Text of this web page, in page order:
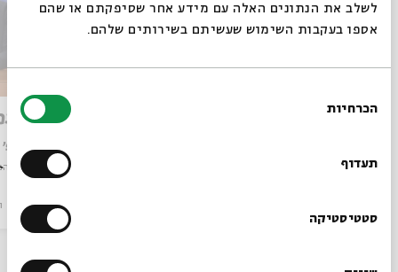
לשלב את הנתונים האלה עם מידע אחר שסיפקתם או שהם
אספו בעקבות השימוש שעשיתם בשירותים שלהם.
הסכמה
הכרחיות
תעדוף
סטטיסטיקה
נידויו וגורל משנתו
מתוך: מתוך:
סדר בוקר